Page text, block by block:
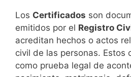
Los Certificados son
emitidos por el Registro
acreditan hechos o actos
civil de las personas. Estos
como prueba legal de